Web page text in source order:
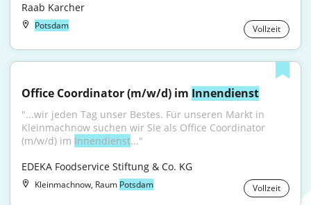
Raab Karcher
Potsdam Vollzeit
Office Coordinator (m/w/d) im Innendienst
"...wir jeden Tag unser Bestes. Für unseren Markt in
Kleinmachnow suchen wir Sie als Office Coordinator
(m/w/d) im Innendienst..."
EDEKA Foodservice Stiftung & Co. KG
Kleinmachnow, Raum Potsdam Vollzeit